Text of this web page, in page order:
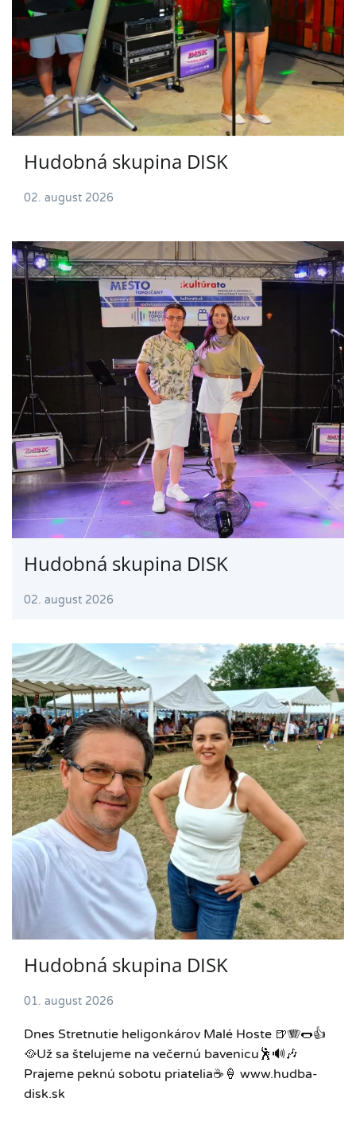
Hudobná skupina DISK
02. august 2026
Hudobná skupina DISK
02. august 2026
Hudobná skupina DISK
01. august 2026
Dnes Stretnutie heligonkárov Malé Hoste 🍺🪗🌭👍
🥘Už sa štelujeme na večernú bavenicu🕺🔊🎶
Prajeme peknú sobotu priatelia☕️🍦 www.hudba-
disk.sk